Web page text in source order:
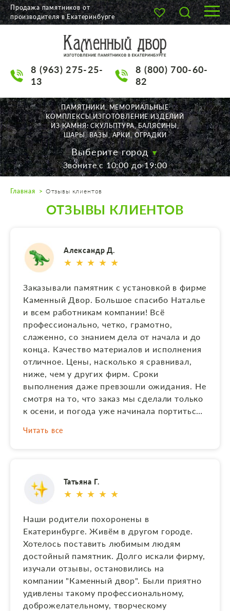
О КОМПАНИИ
НАШИ РАБОТЫ
АКЦИИ
ДОСТАВКА
КОНТАКТЫ
K2532513@yandex.ru
Пн. — Пт. с 10:00 до 19:00
Продажа памятников от
производителя в Екатеринбурге
8 (963) 275-25-
13
8 (800) 700-60-
82
ПАМЯТНИКИ, МЕМОРИАЛЬНЫЕ
КОМПЛЕКСЫ,ИЗГОТОВЛЕНИЕ ИЗДЕЛИЙ
ИЗ КАМНЯ: СКУЛЬПТУРА, БАЛЯСИНЫ,
ШАРЫ, ВАЗЫ, АРКИ, ОГРАДКИ
Выберите город
Звоните с 10:00 до 19:00
Главная Отзывы клиентов
ОТЗЫВЫ КЛИЕНТОВ
Александр Д.
★ ★ ★ ★ ★
Заказывали памятник с установкой в фирме
Каменный Двор. Большое спасибо Наталье
и всем работникам компании! Всё
профессионально, четко, грамотно,
слаженно, со знанием дела от начала и до
конца. Качество материалов и исполнения
отличное. Цены, насколько я сравнивал,
ниже, чем у других фирм. Сроки
выполнения даже превзошли ожидания. Не
смотря на то, что заказ мы сделали только
к осени, и погода уже начинала портиться,
установить заранее до холодов. За это,
только положительные!
Читать все
Татьяна Г.
★ ★ ★ ★ ★
Наши родители похоронены в
Екатеринбурге. Живём в другом городе.
Хотелось поставить любимым людям
достойный памятник. Долго искали фирму,
изучали отзывы, остановились на
компании "Каменный двор". Были приятно
удивлены такому профессиональному,
доброжелательному, творческому